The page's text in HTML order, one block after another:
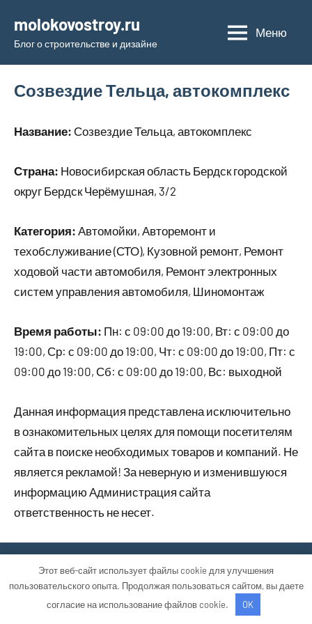
содержимому
molokovostroy.ru
Блог о строительстве и дизайне
Меню
Созвездие Тельца, автокомплекс
Название: Созвездие Тельца, автокомплекс
Страна: Новосибирская область Бердск городской
округ Бердск Черёмушная, 3/2
Категория: Автомойки, Авторемонт и
техобслуживание (СТО), Кузовной ремонт, Ремонт
ходовой части автомобиля, Ремонт электронных
систем управления автомобиля, Шиномонтаж
Время работы: Пн: с 09:00 до 19:00, Вт: с 09:00 до
19:00, Ср: с 09:00 до 19:00, Чт: с 09:00 до 19:00, Пт: с
09:00 до 19:00, Сб: с 09:00 до 19:00, Вс: выходной
Данная информация представлена исключительно
в ознакомительных целях для помощи посетителям
сайта в поиске необходимых товаров и компаний. Не
является рекламой! За неверную и изменившуюся
информацию Администрация сайта
ответственность не несет.
Тема WordPress: Occasio от ThemeZee.
Этот веб-сайт использует файлы cookie для улучшения
пользовательского опыта. Продолжая пользоваться сайтом, вы даете
согласие на использование файлов cookie.
OK